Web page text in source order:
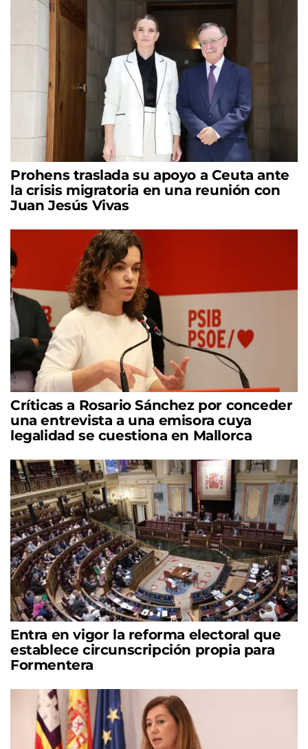
Prohens traslada su apoyo a Ceuta ante
la crisis migratoria en una reunión con
Juan Jesús Vivas
Críticas a Rosario Sánchez por conceder
una entrevista a una emisora cuya
legalidad se cuestiona en Mallorca
Entra en vigor la reforma electoral que
establece circunscripción propia para
Formentera